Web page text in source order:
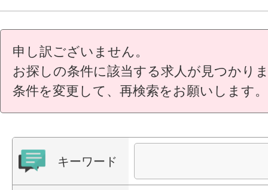
申し訳ございません。
お探しの条件に該当する求人が見つかり
条件を変更して、再検索をお願いします。
キーワード